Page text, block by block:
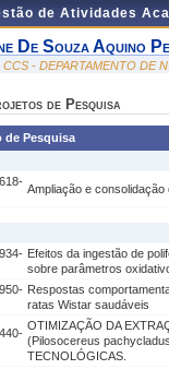
de Atividades
De Souza Aquino
- DEPARTAMENTO DE
de Pesquisa
de Pesquisa
Ampliação e
Efeitos da ingestão de
sobre parâmetros
Respostas
ratas Wistar saudáveis
OTIMIZAÇÃO DA
(Pilosocereus
TECNOLÓGICAS.